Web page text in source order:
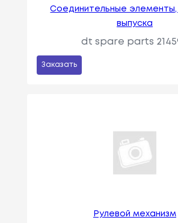
Соединительные
выпуска
dt spare parts
Заказать
Рулевой механизм